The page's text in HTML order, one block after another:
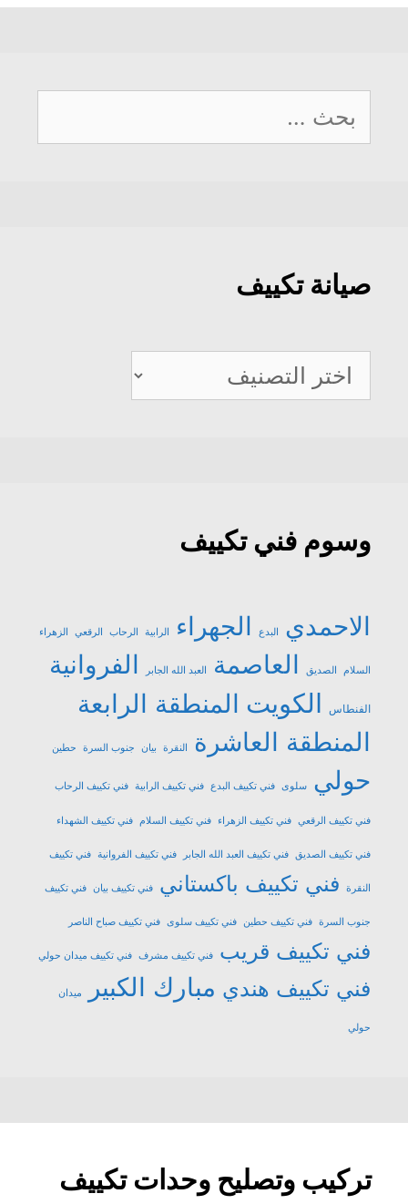
البحث
عن:
صيانة تكييف
صيانة
تكييف
وسوم فني تكييف
الاحمدي البدع الجهراء الرابية الرحاب الرقعي الزهراء
السلام الصديق العاصمة العبد الله الجابر الفروانية
الفنطاس الكويت المنطقة الرابعة
المنطقة العاشرة
النقرة بيان جنوب السرة حطين
حولي سلوى فني تكييف البدع فني تكييف الرابية فني تكييف الرحاب
فني تكييف الرقعي فني تكييف الزهراء فني تكييف السلام فني تكييف الشهداء
فني تكييف الصديق فني تكييف العبد الله الجابر فني تكييف الفروانية فني تكييف
النقرة فني تكييف باكستاني فني تكييف بيان فني تكييف
جنوب السرة فني تكييف حطين فني تكييف سلوى فني تكييف صباح الناصر
فني تكييف قريب فني تكييف مشرف فني تكييف ميدان حولي
فني تكييف هندي مبارك الكبير ميدان
حولي
تركيب وتصليح وحدات تكييف